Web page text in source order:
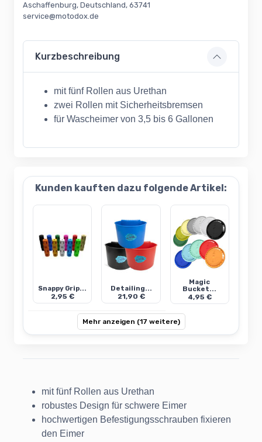
Aschaffenburg, Deutschland, 63741
service@motodox.de
Kurzbeschreibung
mit fünf Rollen aus Urethan
zwei Rollen mit Sicherheitsbremsen
für Wascheimer von 3,5 bis 6 Gallonen
Kunden kauften dazu folgende Artikel:
Snappy Grip...
2,95 €
Detailing...
21,90 €
Magic
Bucket...
4,95 €
Mehr anzeigen (17 weitere)
mit fünf Rollen aus Urethan
robustes Design für schwere Eimer
hochwertigen Befestigungsschrauben fixieren
den Eimer